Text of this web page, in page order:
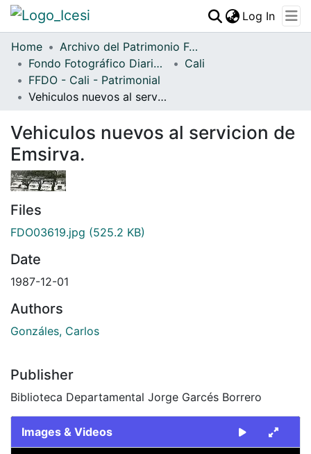
Communities & Collections
All of DSpace
Log In
Home
Archivo del Patrimonio Fotográfico y Fílmico del Valle del Cauca
Fondo Fotográfico Diario Occidente
Cali
FFDO - Cali - Patrimonial
Vehiculos nuevos al servicion de Emsirva.
Vehiculos nuevos al servicion de
Emsirva.
Files
FDO03619.jpg (525.2 KB)
Date
1987-12-01
Authors
Gonzáles, Carlos
Publisher
Biblioteca Departamental Jorge Garcés Borrero
Images & Videos